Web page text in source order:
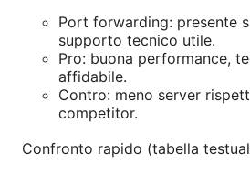
Port forwarding: presente
supporto tecnico utile.
Pro: buona performance,
affidabile.
Contro: meno server
competitor.
Confronto rapido (tabella